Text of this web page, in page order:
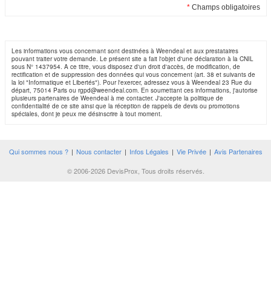
* Champs obligatoires
Les informations vous concernant sont destinées à Weendeal et aux prestataires
pouvant traiter votre demande. Le présent site a fait l'objet d'une déclaration à la CNIL
sous N° 1437954. A ce titre, vous disposez d'un droit d'accès, de modification, de
rectification et de suppression des données qui vous concernent (art. 38 et suivants de
la loi "Informatique et Libertés"). Pour l'exercer, adressez vous à Weendeal 23 Rue du
départ, 75014 Paris ou rgpd@weendeal.com. En soumettant ces informations, j'autorise
plusieurs partenaires de Weendeal à me contacter. J'accepte la politique de
confidentialité de ce site ainsi que la réception de rappels de devis ou promotions
spéciales, dont je peux me désinscrire à tout moment.
Qui sommes nous ? | Nous contacter | Infos Légales | Vie Privée | Avis Partenaires
© 2006-2026 DevisProx, Tous droits réservés.